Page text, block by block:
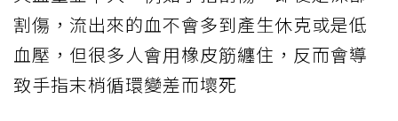
割傷，流出來的血不會多到產生休克或是低
血壓，但很多人會用橡皮筋纏住，反而會導
致手指末梢循環變差而壞死